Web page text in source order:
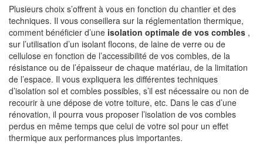
Plusieurs choix s’offrent à vous en fonction du chantier et des
techniques. Il vous conseillera sur la réglementation thermique,
comment bénéficier d’une isolation optimale de vos combles ,
sur l’utilisation d’un isolant flocons, de laine de verre ou de
cellulose en fonction de l’accessibilité de vos combles, de la
résistance ou de l’épaisseur de chaque matériau, de la limitation
de l’espace. Il vous expliquera les différentes techniques
d’isolation sol et combles possibles, s’il est nécessaire ou non de
recourir à une dépose de votre toiture, etc. Dans le cas d’une
rénovation, il pourra vous proposer l’isolation de vos combles
perdus en même temps que celui de votre sol pour un effet
thermique aux performances plus importantes.